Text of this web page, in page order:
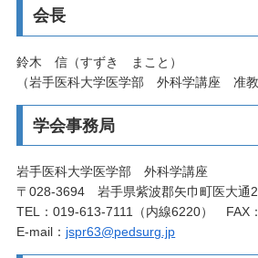
会長
鈴木 信（すずき まこと）
（岩手医科大学医学部 外科学講座 准教
学会事務局
岩手医科大学医学部 外科学講座
〒028-3694 岩手県紫波郡矢巾町医大通
TEL：019-613-7111（内線6220） FAX
E-mail： jspr63@pedsurg.jp